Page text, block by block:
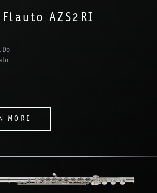
Flauto AZS2RI
Do
MORE